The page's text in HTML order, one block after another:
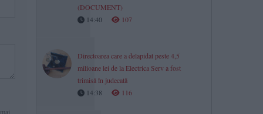
(DOCUMENT)
14:40
107
Directoarea care a delapidat peste 4,5
milioane lei de la Electrica Serv a fost
trimisă în judecată
14:38
116